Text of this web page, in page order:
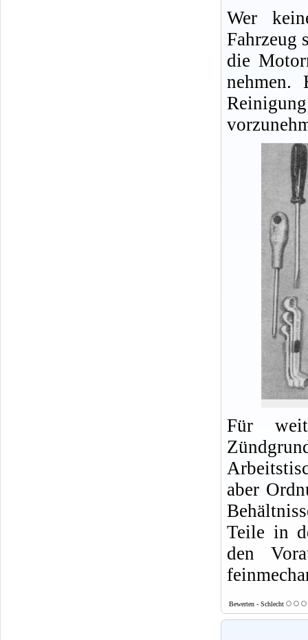
Wer
Fahrzeug
die
nehmen.
Für
aber
Teile in
den
Bewerten - Schlecht